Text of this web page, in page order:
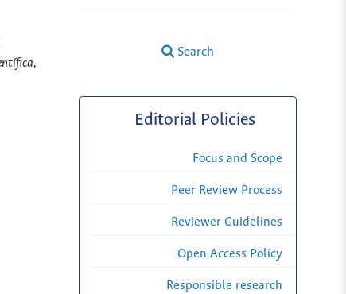
Search
Editorial Policies
Focus and Scope
Peer Review Process
Reviewer Guidelines
Open Access Policy
Responsible research